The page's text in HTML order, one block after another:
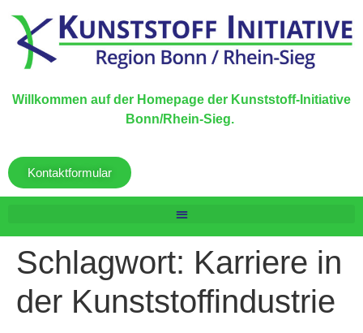
Willkommen auf der Homepage der Kunststoff-Initiative
Bonn/Rhein-Sieg.
Kontaktformular
Schlagwort: Karriere in
der Kunststoffindustrie